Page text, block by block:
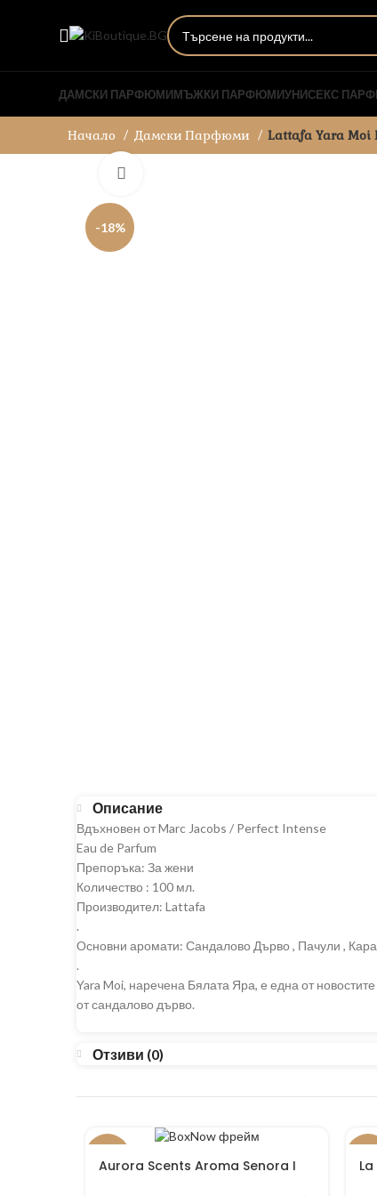
ДАМСКИ ПАРФЮМИМЪЖКИ ПАРФЮМИУНИСЕКС
Начало Дамски Парфюми Lattafa Yara Moi
-18%
Описание
Вдъхновен от Marc Jacobs / Perfect Intense
Eau de Parfum
Препоръка: За жени
Количество : 100 мл.
Производител: Lattafa
.
Основни аромати: Сандалово Дърво , Пачули ,
.
Yara Moi, наречена Бялата Яра, е една от
от сандалово дърво.
Отзиви (0)
Aurora Scents Aroma Senora I